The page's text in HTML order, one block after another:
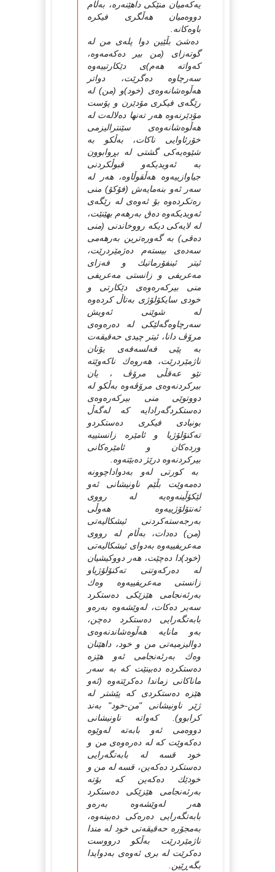
یەكەمیان منێكى داهێنەرە، بەڵام
دووەمیان هەڵگرى فیكرە
باوەكانە.
دەشىَ بڵێین دوا پلەى من لە
گوتەزاى (من بیر دەكەمەوە،
كەواتە هەم)ى دێكارتییەوە
سەرچاوە دەگرێت، دواتر
هەڵوەشانەوەى (خود)و (من) لە
رێگەى فیكرى مۆدێرن و پۆست
مۆدێرنەوە هەر تەنها دەلالەت لە
هەڵوەشانەوەى سێنترالیزمى
خۆرئاوایى ناكات، بەڵكو بە
شێوەیەكى گشتى لە بڕوابوون
بە ئەویدیكەو قبوڵكردنى
جیاوازییەوە هەڵقوڵاوە، هەر لە
سەر ئەو بنەمایەش (فۆكۆ) منى
رەتكردەوە بۆ ئەوەى لە رێگەى
ئەویدیكەوە دەق بەرهەم بهێنێت،
لە لایەكى دیكە رووخاندنى (منى
دەقى) بە گەورەترین بەرهەمى
سەدەى بیستەم دەژمێردرێت،
ئیتر ئینفۆرماتیك و فەزاى
مەعریفى و زانستى مەعریفى
منى بیركەرەوەى دێكارتى و
خودى سایكۆلۆژى بەتاڵ كردەوە
لە شوێنى ئەویش
سەرچاوەگەلێكى لە دەرەوەى
مرۆڤ دانا، ئیتر چیدى حەقیقەت
بە پێى فەلسەفەى یۆنان
ناژمێردرێت، هەروەك ناكەوێتە
نێو عەقڵى مرۆڤ ، یان
بیركردنەوەى مرۆڤەوە بەڵكو لە
دووتوێى منى بیركەرەوەى
دەستكردگەرادایە كە لەگەڵ
بونیادى فیكرى دەستكردو
تەكنۆلۆژیا و ئامێرە زانستییە
وردەكان و ئامێرەكانى
بیركردنەوە درێژ دەبێتەوە.
بە كورتى لەو بەدواداچوونە
دەمەوێت بڵێم ناونیشانى ئەو
لێكۆڵینەوەیە لە رووى
ئەنتۆلۆژییەوە هەوڵى
بەرجەستەكردنى ئیشكالیەتى
(من) دەدات، بەڵام لە رووى
مەعریفییەوە بەدواى ئیشكالیەتى
(خود)دا دەچێت، هەر دووكیشیان
لە دەركەوتنى تەكنۆلۆژیاو
زانستى مەعریفییەوە وەك
بەرئەنجامى هێزێكى دەستكرد
سەیر دەكات، لەوێشەوە بەرەو
بابەتگەرایى دەستكرد دەچن،
بەو مانایە هەڵوەشاندنەوەى
دوالیزمیەتى من و خود، داهێنان
وەك بەرئەنجامى ئەو هێزە
دەستكردە دەبینێت كە بە سەر
ماناكانى زماندا دەكرێتەوە (ئەو
هێزە دەستكردى كە پێشتر لە
ژێر ناونیشانى "من-خود" بەند
كرابوو). كەواتە ناونیشانى
دووەمى ئەو بابەتە لەوێوە
دەكەوێت كە لە دەرەوەى من و
خود قسە لە بابەتگەرایى
دەستكرد دەكەین، قسە لە من و
خودێك دەكەین كە بۆتە
بەرئەنجامى هێزێكى دەستكرد
هەر لەوێشەوە بەرەو
بابەتگەرایى دەرەكى دەبینەوە،
بەمجۆرە حەقیقەتى خود لە مندا
ناژمێردرێت بەڵكو درووست
دەكرێت لە برى ئەوەى بەدوایدا
بگەڕێین.